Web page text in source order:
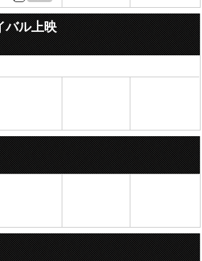
バル上映